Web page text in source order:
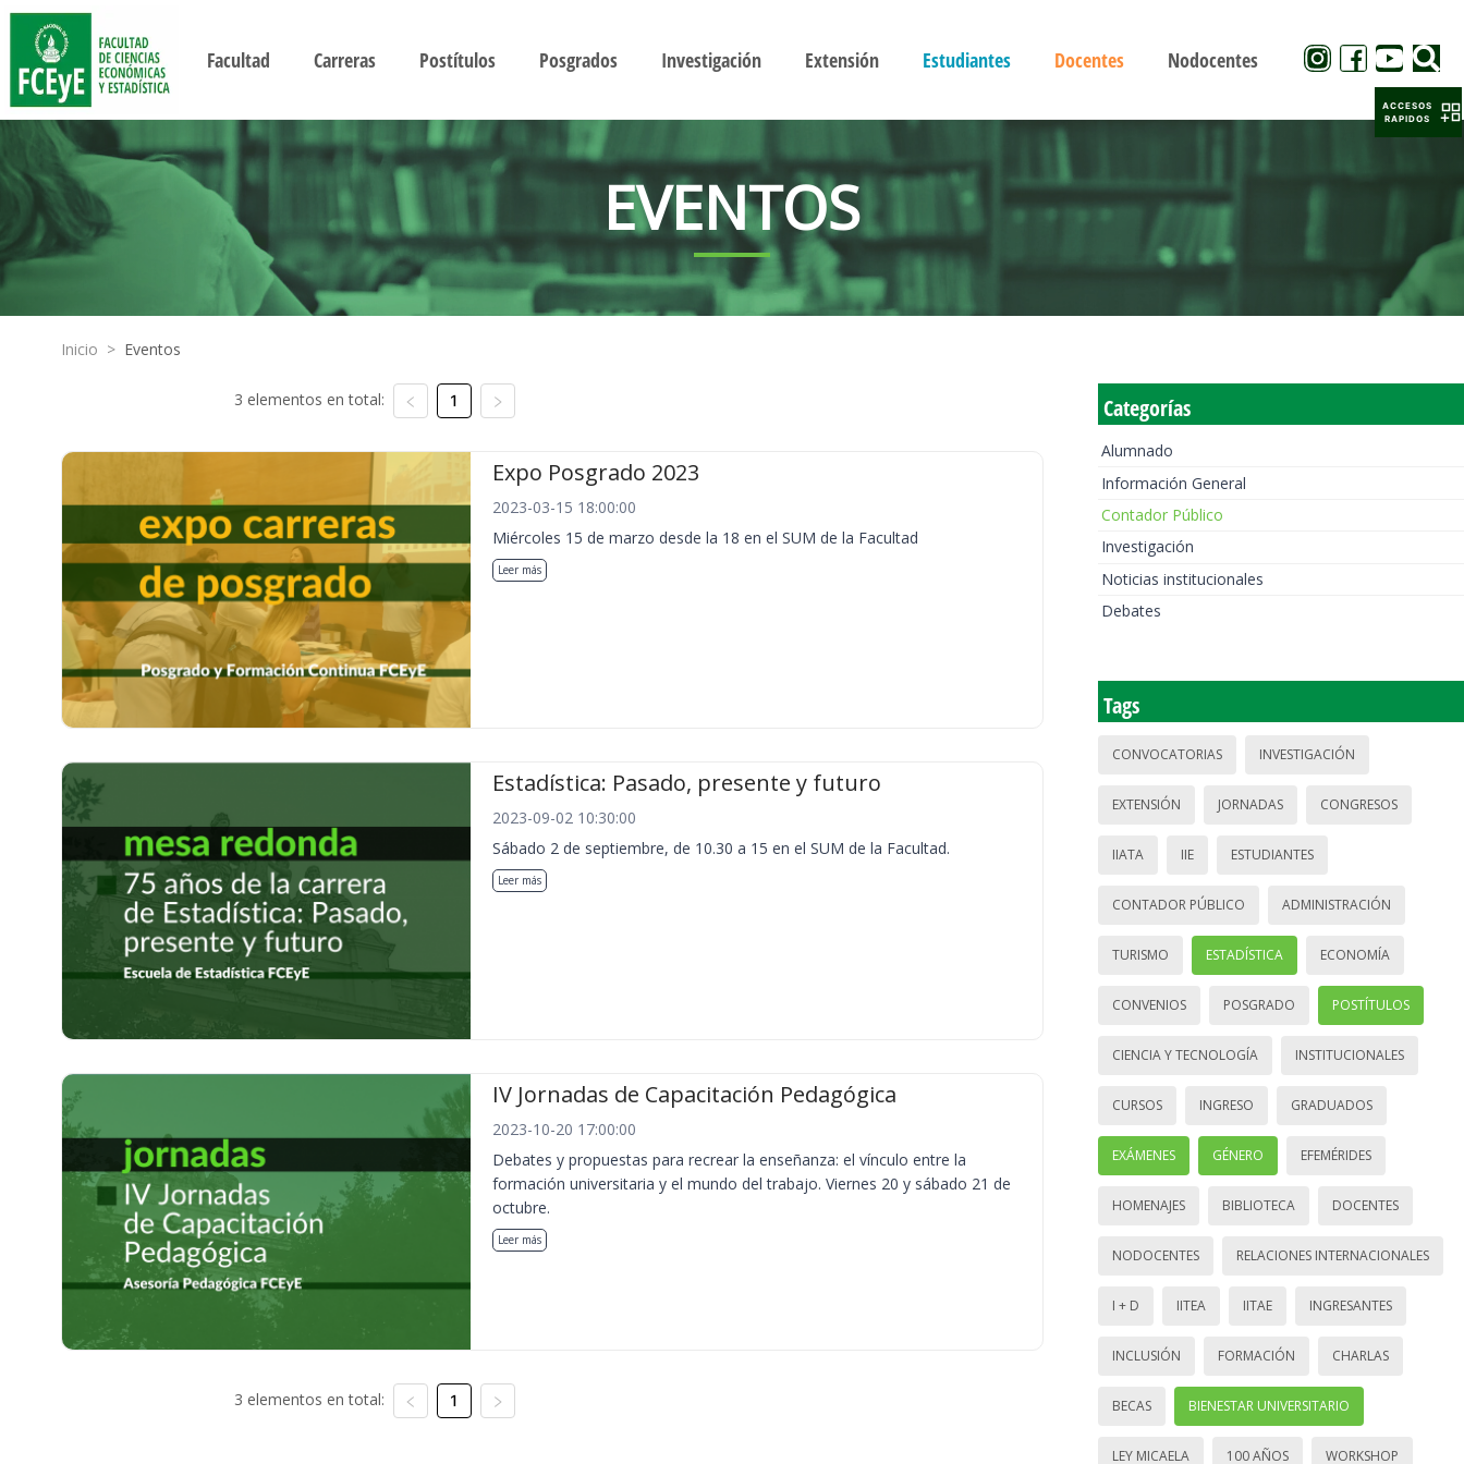
Facultad Carreras Postítulos Posgrados Investigación Extensión Estudiantes Docentes Nodocentes
EVENTOS
Inicio > Eventos
3 elementos en total: 1
Expo Posgrado 2023
2023-03-15 18:00:00
Miércoles 15 de marzo desde la 18 en el SUM de la Facultad
Leer más
Estadística: Pasado, presente y futuro
2023-09-02 10:30:00
Sábado 2 de septiembre, de 10.30 a 15 en el SUM de la Facultad.
Leer más
IV Jornadas de Capacitación Pedagógica
2023-10-20 17:00:00
Debates y propuestas para recrear la enseñanza: el vínculo entre la
formación universitaria y el mundo del trabajo. Viernes 20 y sábado 21 de
octubre.
Leer más
3 elementos en total: 1
Categorías
Alumnado
Información General
Contador Público
Investigación
Noticias institucionales
Debates
Tags
CONVOCATORIAS INVESTIGACIÓN
EXTENSIÓN JORNADAS CONGRESOS
IIATA IIE ESTUDIANTES
CONTADOR PÚBLICO ADMINISTRACIÓN
TURISMO ESTADÍSTICA ECONOMÍA
CONVENIOS POSGRADO POSTÍTULOS
CIENCIA Y TECNOLOGÍA INSTITUCIONALES
CURSOS INGRESO GRADUADOS
EXÁMENES GÉNERO EFEMÉRIDES
HOMENAJES BIBLIOTECA DOCENTES
NODOCENTES RELACIONES INTERNACIONALES
I + D IITEA IITAE INGRESANTES
INCLUSIÓN FORMACIÓN CHARLAS
BECAS BIENESTAR UNIVERSITARIO
LEY MICAELA 100 AÑOS WORKSHOP
ACCESOS
RAPIDOS